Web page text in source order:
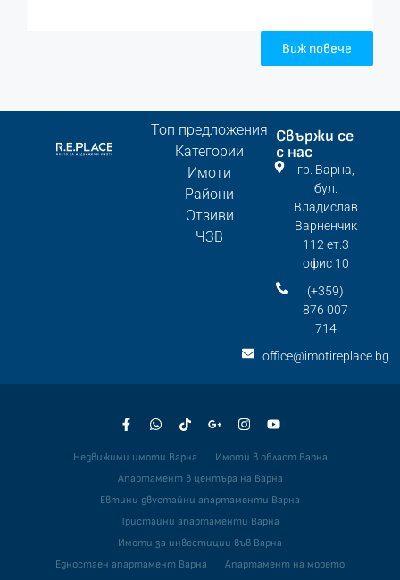
Виж повече
Топ предложения
Категории
Имоти
Райони
Отзиви
ЧЗВ
Свържи се
с нас
гр. Варна,
бул.
Владислав
Варненчик
112 ет.3
офис 10
(+359)
876 007
714
office@imotireplace.bg
Недвижими имоти Варна
Имоти в област Варна
Апартамент в центъра на Варна
Евтини двустайни апартаменти Варна
Тристайни апартаменти Варна
Имоти за инвестиции във Варна
Едностаен апартамент Варна
Апартамент на морето